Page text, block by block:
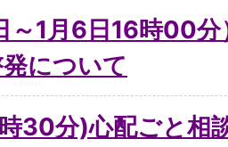
～1月6日16時00
について
30分)心配ごと相